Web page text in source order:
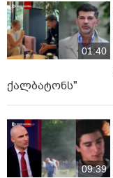
01:40
ქალბატონს"
09:39